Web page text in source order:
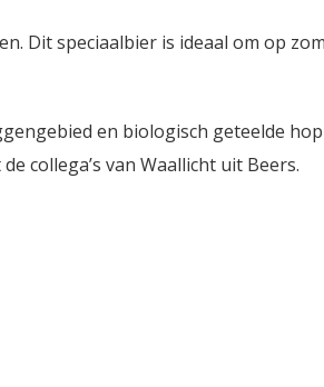
Dit speciaalbier is ideaal om op
en biologisch geteelde
collega’s van Waallicht uit Beers.